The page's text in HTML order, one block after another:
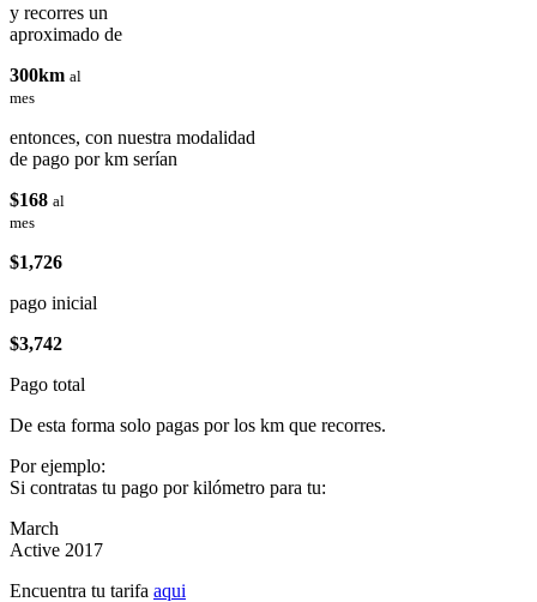
y recorres un
aproximado de
300km al
mes
entonces, con nuestra modalidad
de pago por km serían
$168 al
mes
$1,726
pago inicial
$3,742
Pago total
De esta forma solo pagas por los km que recorres.
Por ejemplo:
Si contratas tu pago por kilómetro para tu:
March
Active 2017
Encuentra tu tarifa aqui